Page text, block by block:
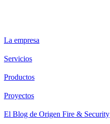
La empresa
Servicios
Productos
Proyectos
El Blog de Origen Fire & Security